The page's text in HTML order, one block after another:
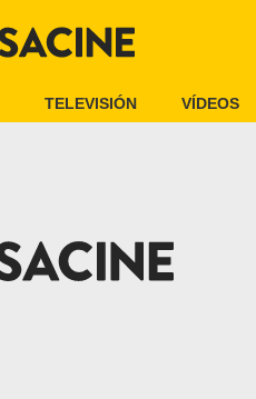
TELEVISIÓN VÍDEOS